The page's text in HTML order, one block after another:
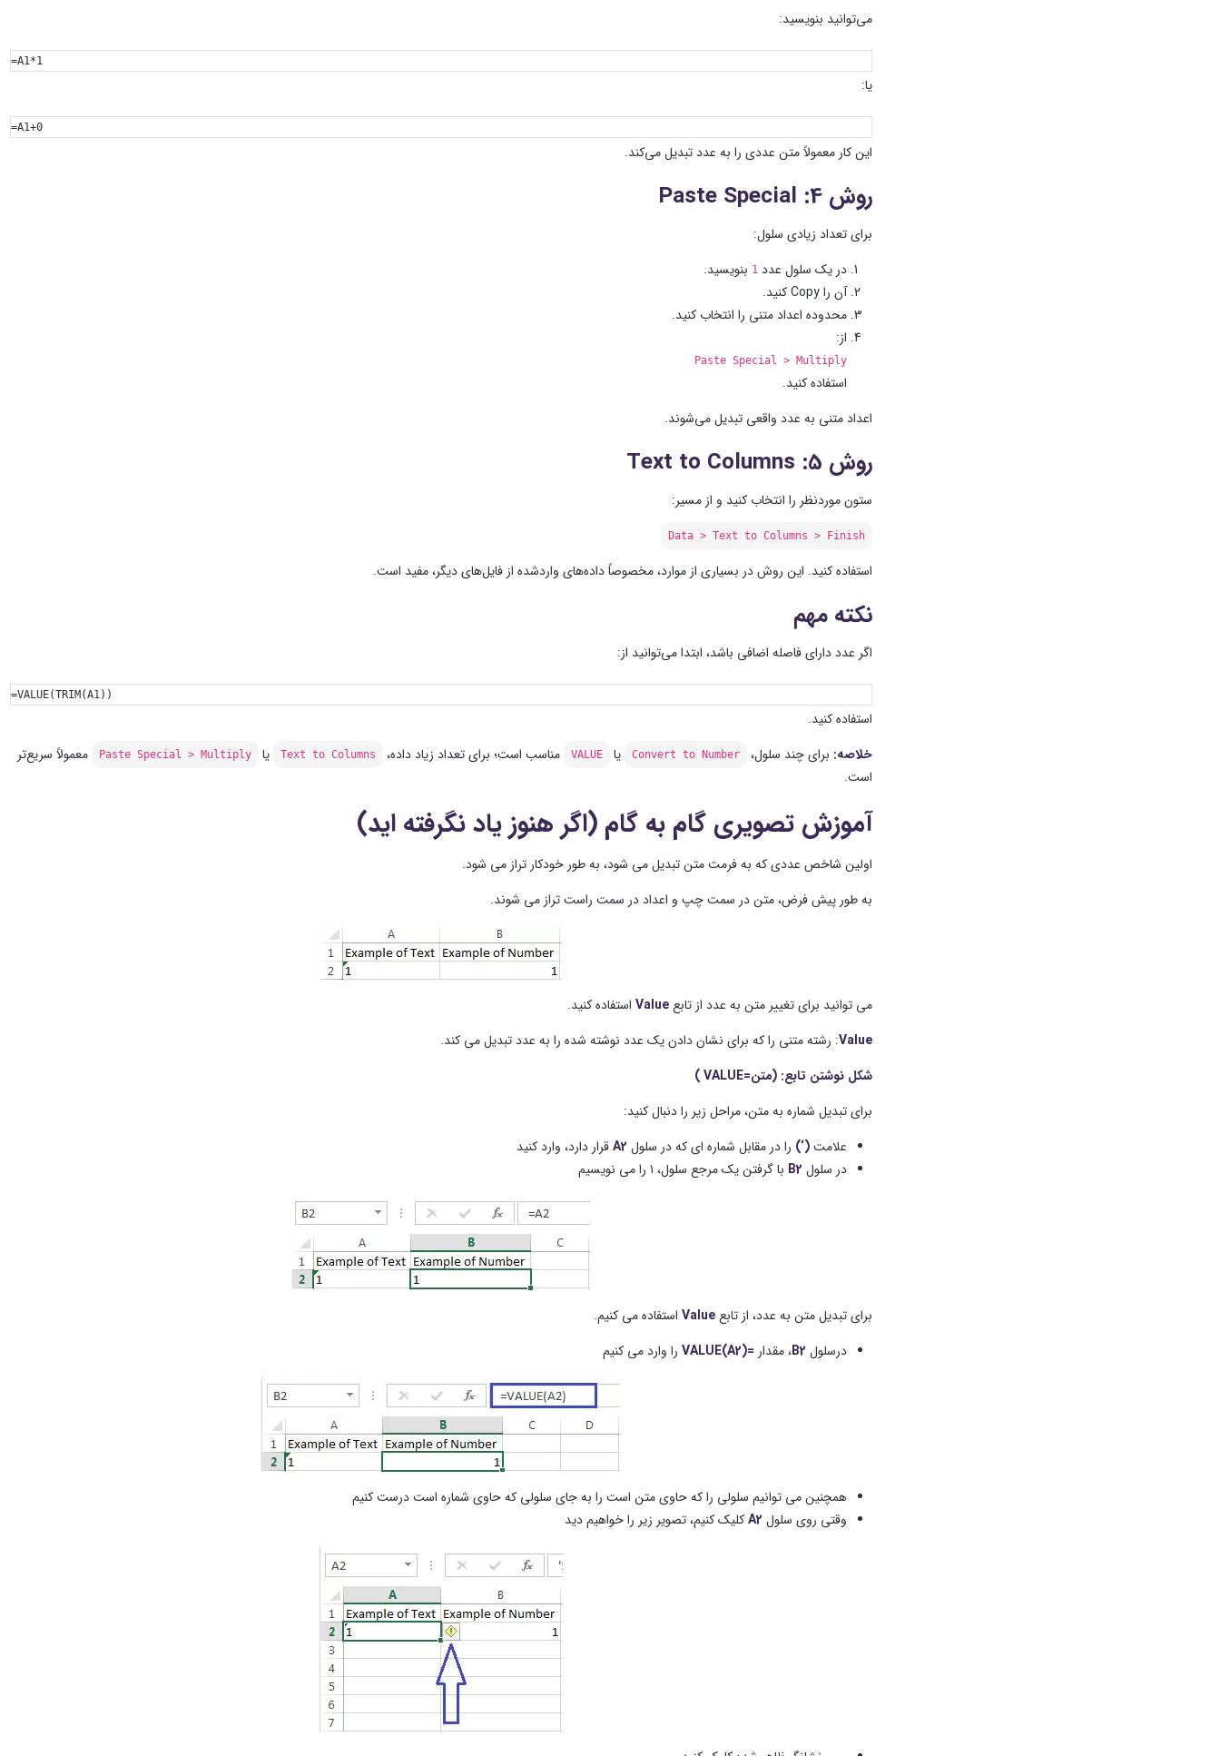
می‌توانید بنویسید:
=A1*1
یا:
=A1+0
این کار معمولاً متن عددی را به عدد تبدیل می‌کند.
روش 4: Paste Special
برای تعداد زیادی سلول:
در یک سلول عدد1 بنویسید.
آن را Copy کنید.
محدوده اعداد متنی را انتخاب کنید.
از:
Paste Special > Multiply
استفاده کنید.
اعداد متنی به عدد واقعی تبدیل می‌شوند.
روش 5: Text to Columns
ستون موردنظر را انتخاب کنید و از مسیر:
Data > Text to Columns > Finish
استفاده کنید. این روش در بسیاری از موارد، مخصوصاً داده‌های واردشده از فایل‌های دیگر، مفید است.
نکته مهم
اگر عدد دارای فاصله اضافی باشد، ابتدا می‌توانید از:
=VALUE(TRIM(A1))
استفاده کنید.
خلاصه: برای چند سلول، Convert to Number یا VALUE مناسب است؛ برای تعداد زیاد داده، Text to Columns یا Paste Special > Multiply
معمولاً سریع‌تر
است.
آموزش تصویری گام به گام (اگر هنوز یاد نگرفته اید)
اولین شاخص عددی که به فرمت متن تبدیل می شود، به طور خودکار تراز می شود.
به طور پیش فرض، متن در سمت چپ و اعداد در سمت راست تراز می شوند.
می توانید برای تغییر متن به عدد از تابعValue استفاده کنید.
Value: رشته متنی را که برای نشان دادن یک عدد نوشته شده را به عدد تبدیل می کند.
شکل نوشتن تابع: (متن=VALUE )
برای تبدیل شماره به متن، مراحل زیر را دنبال کنید:
علامت(‘) را در مقابل شماره ای که در سلول A2قرار دارد، وارد کنید
در سلول B2 با گرفتن یک مرجع سلول، ۱ را می نویسیم
برای تبدیل متن به عدد، از تابعValue استفاده می کنیم.
درسلول B2، مقدار =(VALUE(A2 را وارد می کنیم
همچنین می توانیم سلولی را که حاوی متن است را به جای سلولی که حاوی شماره است درست کنیم
وقتی روی سلول A2کلیک کنیم، تصویر زیر را خواهیم دید